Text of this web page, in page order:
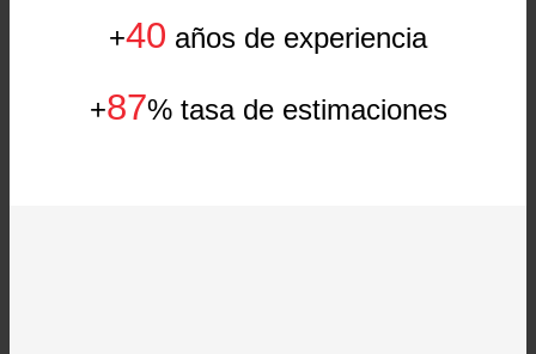
+40 años de experiencia
+87% tasa de estimaciones